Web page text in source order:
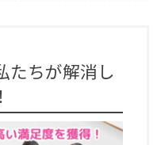
たちが解消し